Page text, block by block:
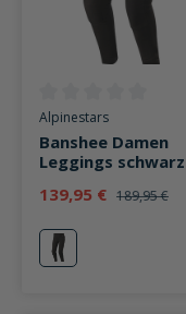
Durchschnittliche
Alpinestars
Banshee Damen
Leggings schwarz
139,95 € 189,95 €
schwarz